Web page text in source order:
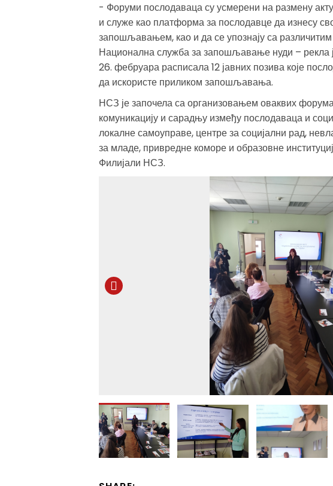
- Форуми послодаваца су усмерени на размену
и служе као платформа за послодавце да изнесу
запошљавањем, као и да се упознају са
Национална служба за запошљавање нуди – рекла
26. фебруара расписала 12 јавних позива које
да искористе приликом запошљавања.
НСЗ је започела са организовањем оваквих
комуникацију и сарадњу између послодаваца и
локалне самоуправе, центре за социјални рад,
за младе, привредне коморе и образовне
Филијали НСЗ.